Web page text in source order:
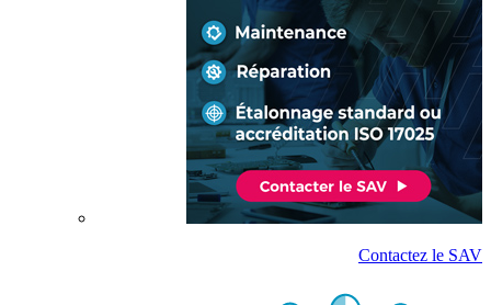
Contactez le SAV